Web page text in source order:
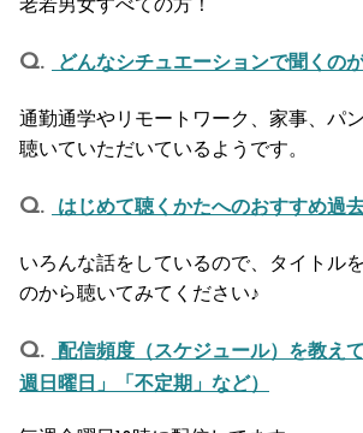
老若男女すべての方！
どんなシチュエーションで聞くの
通勤通学やリモートワーク、家事、パ
聴いていただいているようです。
はじめて聴くかたへのおすすめ過
いろんな話をしているので、タイトル
のから聴いてみてください♪
配信頻度（スケジュール）を教え
週日曜日」「不定期」など）